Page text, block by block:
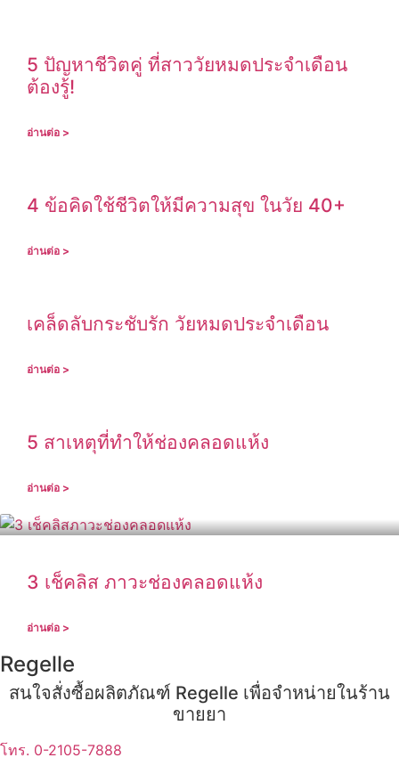
5 ปัญหาชีวิตคู่ ที่สาววัยหมดประจำเดือน
ต้องรู้!
อ่านต่อ >
4 ข้อคิดใช้ชีวิตให้มีความสุข ในวัย 40+
อ่านต่อ >
เคล็ดลับกระชับรัก วัยหมดประจำเดือน
อ่านต่อ >
5 สาเหตุที่ทำให้ช่องคลอดแห้ง
อ่านต่อ >
3 เช็คลิส ภาวะช่องคลอดแห้ง
อ่านต่อ >
Regelle
สนใจสั่งซื้อผลิตภัณฑ์ Regelle เพื่อจำหน่ายในร้าน
ขายยา
โทร. 0-2105-7888